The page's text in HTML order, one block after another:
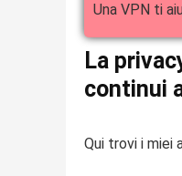
Una VPN ti
La
continui
Qui trovi i miei